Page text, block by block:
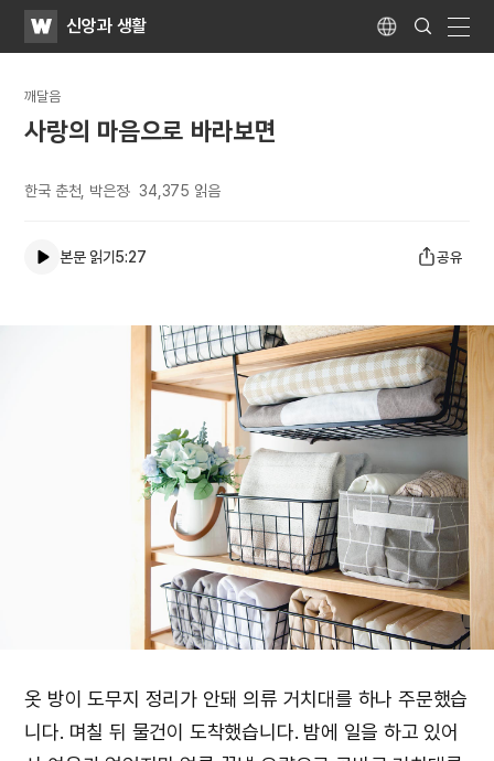
WATV신앙과 생활 Language
Search
Submit
깨달음
사랑의 마음으로 바라보면
한국 춘천, 박은정 34,375 읽음
본문 읽기5:27 공유
옷 방이 도무지 정리가 안돼 의류 거치대를 하나 주문했습
니다. 며칠 뒤 물건이 도착했습니다. 밤에 일을 하고 있어